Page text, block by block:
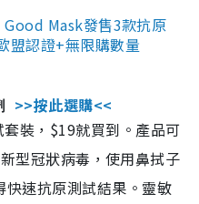
Mask發售3款抗原
盟認證+無限購數量
>>按此選購<<
裝，$19就買到。產品可
型冠狀病毒，使用鼻拭子
速抗原測試結果。靈敏